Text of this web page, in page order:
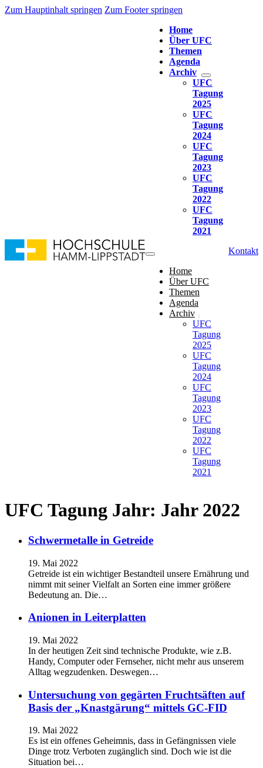
Zum Hauptinhalt springen Zum Footer springen
Home
Über UFC
Themen
Agenda
Archiv
UFC
Tagung
2025
UFC
Tagung
2024
UFC
Tagung
2023
UFC
Tagung
2022
UFC
Tagung
2021
Home
Über UFC
Themen
Agenda
Archiv
UFC
Tagung
2025
UFC
Tagung
2024
UFC
Tagung
2023
UFC
Tagung
2022
UFC
Tagung
2021
Kontakt
UFC Tagung Jahr: Jahr 2022
Schwermetalle in Getreide
19. Mai 2022
Getreide ist ein wichtiger Bestandteil unsere Ernährung und
nimmt mit seiner Vielfalt an Sorten eine immer größere
Bedeutung an. Die…
Anionen in Leiterplatten
19. Mai 2022
In der heutigen Zeit sind technische Produkte, wie z.B.
Handy, Computer oder Fernseher, nicht mehr aus unserem
Alltag wegzudenken. Deswegen…
Untersuchung von gegärten Fruchtsäften auf
Basis der „Knastgärung“ mittels GC-FID
19. Mai 2022
Es ist ein offenes Geheimnis, dass in Gefängnissen viele
Dinge trotz Verboten zugänglich sind. Doch wie ist die
Situation bei…